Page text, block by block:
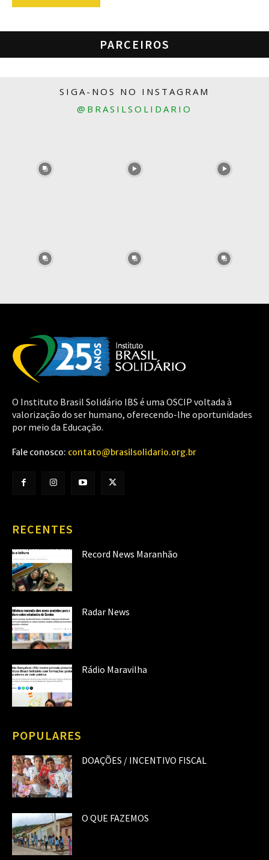
PARCEIROS
SIGA-NOS NO INSTAGRAM
@BRASILSOLIDARIO
O Instituto Brasil Solidário IBS é uma OSCIP voltada à
valorização do ser humano, oferecendo-lhe oportunidades
por meio da Educação.
Fale conosco: contato@brasilsolidario.org.br
RECENTES
Record News Maranhão
Radar News
Rádio Maravilha
POPULARES
DOAÇÕES / INCENTIVO FISCAL
O QUE FAZEMOS